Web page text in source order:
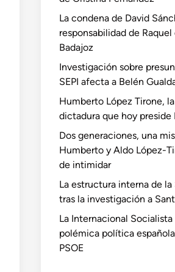
La condena de David
responsabilidad de
Badajoz
Investigación sobre
SEPI afecta a Belén
Humberto López Tirone,
dictadura que hoy preside
Dos generaciones, una
Humberto y Aldo López-
de intimidar
La estructura interna de la
tras la investigación a
La Internacional Socialista
polémica política
PSOE